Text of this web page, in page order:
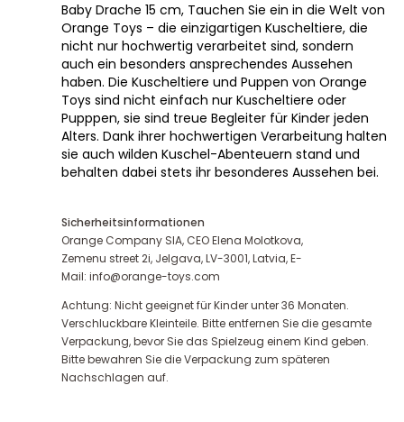
Baby Drache 15 cm, Tauchen Sie ein in die Welt von
Orange Toys – die einzigartigen Kuscheltiere, die
nicht nur hochwertig verarbeitet sind, sondern
auch ein besonders ansprechendes Aussehen
haben. Die Kuscheltiere und Puppen von Orange
Toys sind nicht einfach nur Kuscheltiere oder
Pupppen, sie sind treue Begleiter für Kinder jeden
Alters. Dank ihrer hochwertigen Verarbeitung halten
sie auch wilden Kuschel-Abenteuern stand und
behalten dabei stets ihr besonderes Aussehen bei.
Sicherheitsinformationen
Orange Company SIA, CEO Elena Molotkova,
Zemenu street 2i, Jelgava, LV-3001, Latvia, E-
Mail: info@orange-toys.com
Achtung: Nicht geeignet für Kinder unter 36 Monaten.
Verschluckbare Kleinteile. Bitte entfernen Sie die gesamte
Verpackung, bevor Sie das Spielzeug einem Kind geben.
Bitte bewahren Sie die Verpackung zum späteren
Nachschlagen auf.